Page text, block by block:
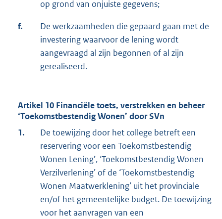
op grond van onjuiste gegevens;
f.
De werkzaamheden die gepaard gaan met de
investering waarvoor de lening wordt
aangevraagd al zijn begonnen of al zijn
gerealiseerd.
Artikel 10 Financiële toets, verstrekken en beheer
‘Toekomstbestendig Wonen’ door SVn
1.
De toewijzing door het college betreft een
reservering voor een Toekomstbestendig
Wonen Lening’, ‘Toekomstbestendig Wonen
Verzilverlening’ of de ‘Toekomstbestendig
Wonen Maatwerklening’ uit het provinciale
en/of het gemeentelijke budget. De toewijzing
voor het aanvragen van een